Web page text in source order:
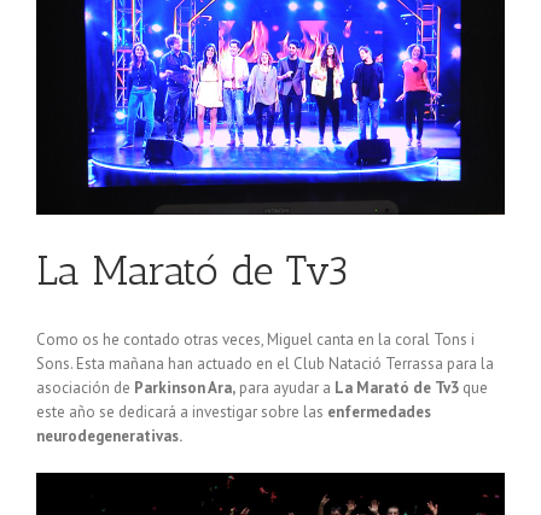
La Marató de Tv3
Como os he contado otras veces, Miguel canta en la coral Tons i
Sons. Esta mañana han actuado en el Club Natació Terrassa para la
asociación de Parkinson Ara, para ayudar a La Marató de Tv3 que
este año se dedicará a investigar sobre las enfermedades
neurodegenerativas.